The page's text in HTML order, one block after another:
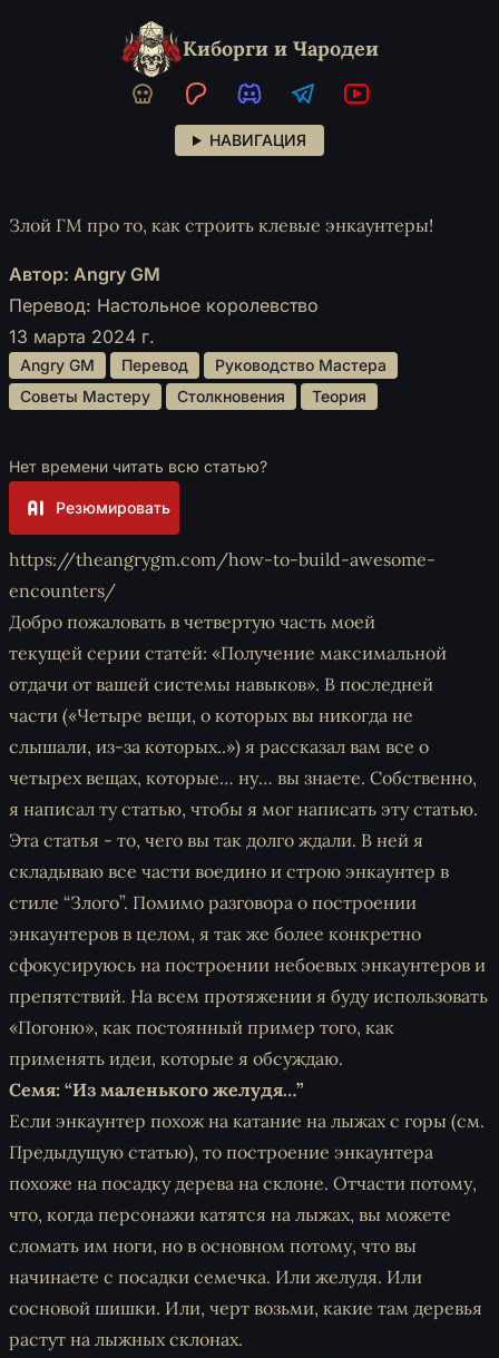
Киборги и Чародеи
НАВИГАЦИЯ
Злой ГМ про то, как строить клевые энкаунтеры!
Автор: Angry GM
Перевод: Настольное королевство
13 марта 2024 г.
Angry GM Перевод
Руководство Мастера
Советы Мастеру
Столкновения Теория
Нет времени читать всю статью?
Резюмировать
https://theangrygm.com/how-to-build-awesome-
encounters/
Добро пожаловать в четвертую часть моей
текущей серии статей: «Получение максимальной
отдачи от вашей системы навыков». В последней
части («Четыре вещи, о которых вы никогда не
слышали, из-за которых..») я рассказал вам все о
четырех вещах, которые… ну… вы знаете. Собственно,
я написал ту статью, чтобы я мог написать эту статью.
Эта статья - то, чего вы так долго ждали. В ней я
складываю все части воедино и строю энкаунтер в
стиле “Злого”. Помимо разговора о построении
энкаунтеров в целом, я так же более конкретно
сфокусируюсь на построении небоевых энкаунтеров и
препятствий. На всем протяжении я буду использовать
«Погоню», как постоянный пример того, как
применять идеи, которые я обсуждаю.
Семя: “Из маленького желудя…”
Если энкаунтер похож на катание на лыжах с горы (см.
Предыдущую статью), то построение энкаунтера
похоже на посадку дерева на склоне. Отчасти потому,
что, когда персонажи катятся на лыжах, вы можете
сломать им ноги, но в основном потому, что вы
начинаете с посадки семечка. Или желудя. Или
сосновой шишки. Или, черт возьми, какие там деревья
растут на лыжных склонах.